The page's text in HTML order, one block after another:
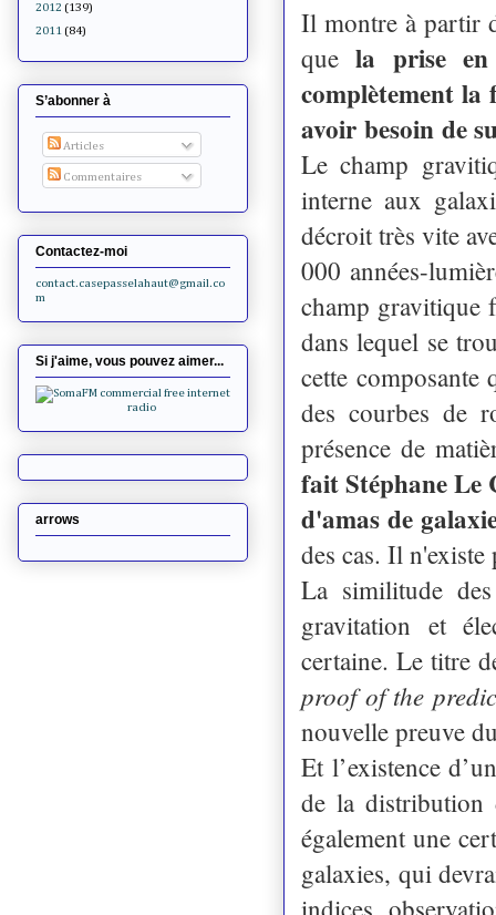
Il montre à partir
quela prise
complètement la
avoir besoin de
Le champ
interne aux
décroit très vite
000 années-
champ gravitique
dans lequel se
cette
des courbes de
présence de
fait Stéphane Le
d'amas de
des cas. Il n'existe
La similitude
gravitation et
certaine. Le titre
proof of the
nouvelle preuve
Et l’existence
de la distribution
également une
galaxies, qui
indices
2012 (139)
2011 (84)
S’abonner à
Articles
Commentaires
Contactez-moi
contact.casepasselahaut@gmail.co
m
Si j'aime, vous pouvez aimer...
arrows